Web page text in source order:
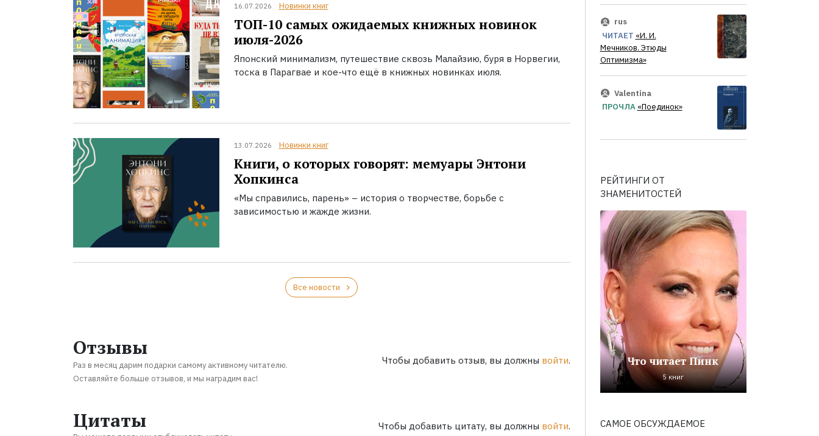
16.07.2026 Новинки книг
ТОП-10 самых ожидаемых книжных новинок
июля-2026
Японский минимализм, путешествие сквозь Малайзию, буря в Норвегии,
тоска в Парагвае и кое-что ещё в книжных новинках июля.
13.07.2026 Новинки книг
Книги, о которых говорят: мемуары Энтони
Хопкинса
«Мы справились, парень» – история о творчестве, борьбе с
зависимостью и жажде жизни.
Все новости
Отзывы
Раз в месяц дарим подарки самому активному читателю.
Оставляйте больше отзывов, и мы наградим вас!
Чтобы добавить отзыв, вы должны войти.
Цитаты Чтобы добавить цитату, вы должны войти.
rus
ЧИТАЕТ «И. И.
Мечников. Этюды
Оптимизма»
Valentina
ПРОЧЛА «Поединок»
РЕЙТИНГИ ОТ
ЗНАМЕНИТОСТЕЙ
Что читает Пинк
5 книг
САМОЕ ОБСУЖДАЕМОЕ